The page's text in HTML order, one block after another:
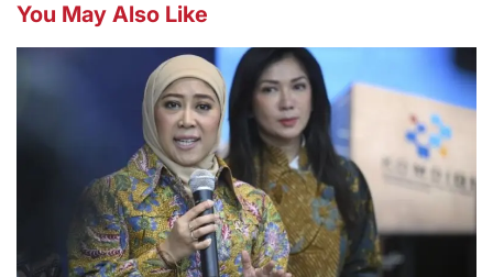
You May Also Like